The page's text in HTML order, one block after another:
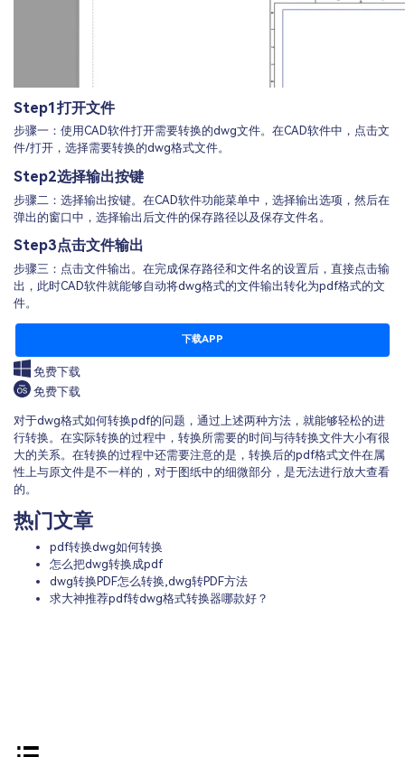
Step1打开文件
步骤一：使用CAD软件打开需要转换的dwg文件。在CAD软件中，点击文
件/打开，选择需要转换的dwg格式文件。
Step2选择输出按键
步骤二：选择输出按键。在CAD软件功能菜单中，选择输出选项，然后在
弹出的窗口中，选择输出后文件的保存路径以及保存文件名。
Step3点击文件输出
步骤三：点击文件输出。在完成保存路径和文件名的设置后，直接点击输
出，此时CAD软件就能够自动将dwg格式的文件输出转化为pdf格式的文
件。
下载APP
免费下载
免费下载
对于dwg格式如何转换pdf的问题，通过上述两种方法，就能够轻松的进
行转换。在实际转换的过程中，转换所需要的时间与待转换文件大小有很
大的关系。在转换的过程中还需要注意的是，转换后的pdf格式文件在属
性上与原文件是不一样的，对于图纸中的细微部分，是无法进行放大查看
的。
热门文章
pdf转换dwg如何转换
怎么把dwg转换成pdf
dwg转换PDF怎么转换,dwg转PDF方法
求大神推荐pdf转dwg格式转换器哪款好？